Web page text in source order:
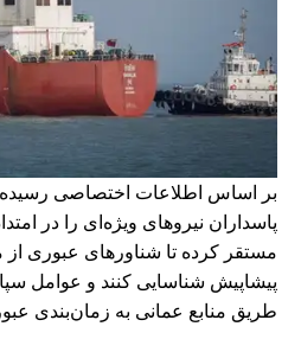
بر اساس اطلاعات اختصاصی رسیده
پاسداران نیروهای ویژه‌ای را در
مستقر کرده تا شناورهای عبوری از
پیشاپیش شناسایی کنند و عوامل
طریق منابع عمانی به زمان‌بندی